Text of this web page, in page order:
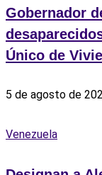
Gobernador
Único de
5 de agosto de
Venezuela